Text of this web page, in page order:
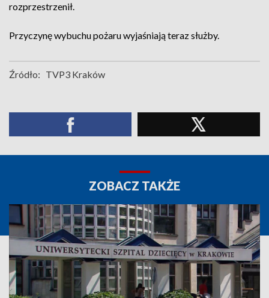
rozprzestrzenił.
Przyczynę wybuchu pożaru wyjaśniają teraz służby.
Źródło: TVP3 Kraków
ZOBACZ TAKŻE